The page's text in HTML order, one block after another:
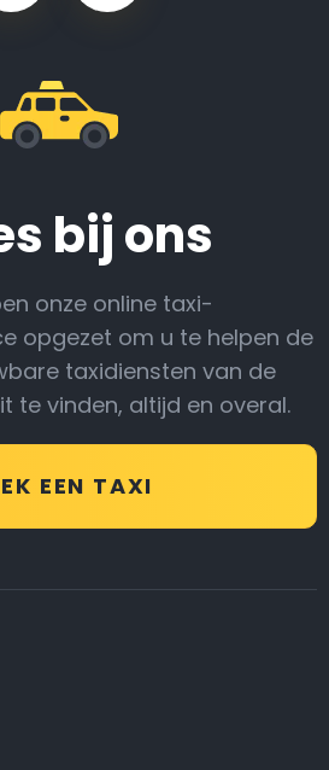
bij ons
onze online taxi-
opgezet om u te helpen de
taxidiensten van de
te vinden, altijd en overal.
EEN TAXI